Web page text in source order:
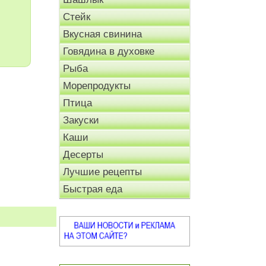
Стейк
Вкусная свинина
Говядина в духовке
Рыба
Морепродукты
Птица
Закуски
Каши
Десерты
Лучшие рецепты
Быстрая еда